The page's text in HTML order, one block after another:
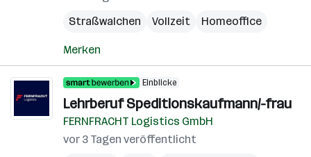
Straßwalchen
Vollzeit Homeoffice
Merken
Einblicke
Lehrberuf Speditionskaufmann/-frau
FERNFRACHT Logistics GmbH
vor 3 Tagen veröffentlicht